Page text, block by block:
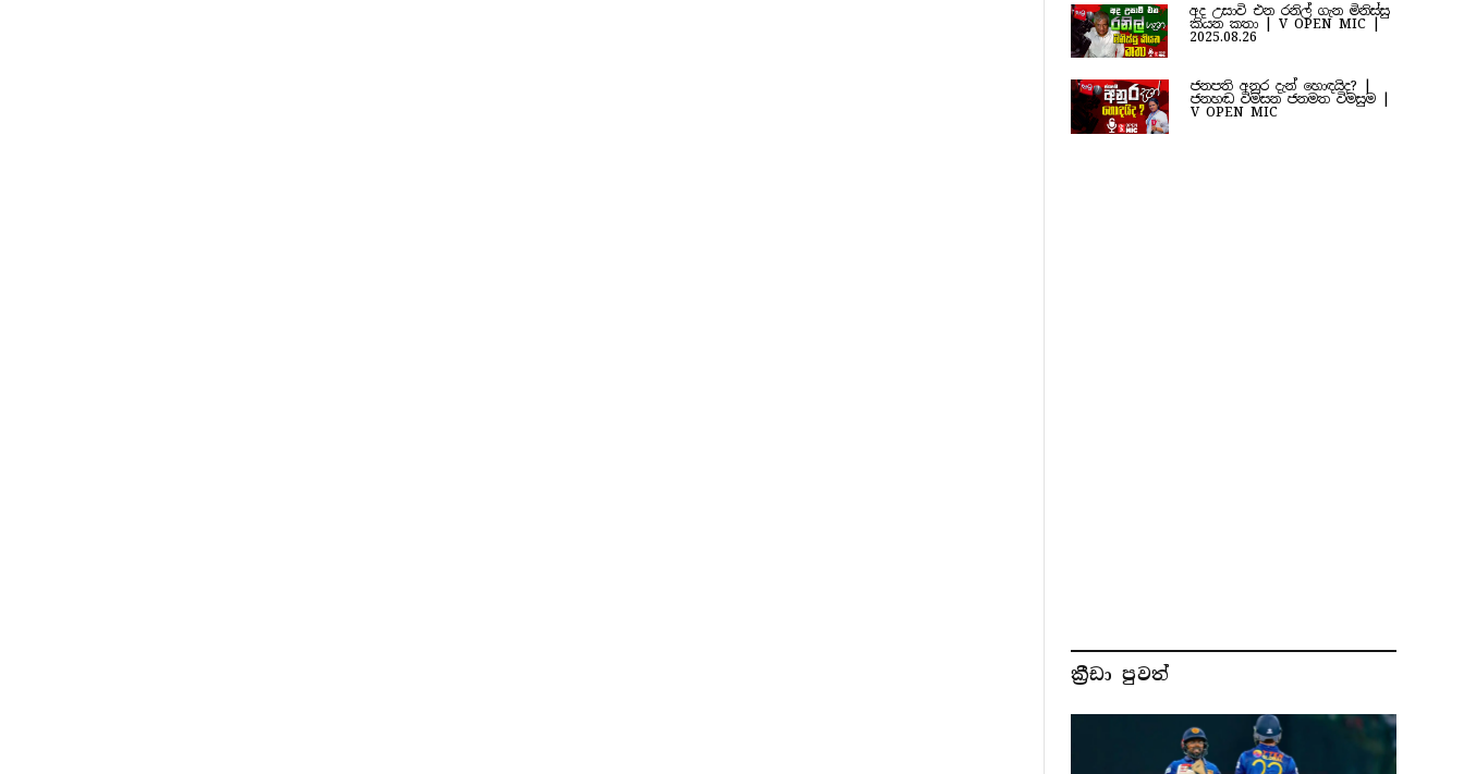
අද උසාවි එන රනිල් ගැන මිනිස්සු
කියන කතා | V OPEN MIC |
2025.08.26
ජනපති අනුර දැන් හොඳයිද? |
ජනහඬ විමසන ජනමත විමසුම |
V OPEN MIC
ක්‍රීඩා පුවත්